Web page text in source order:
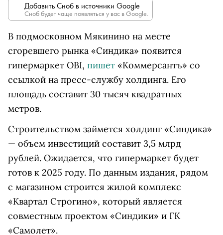
Добавить Сноб в источники Google
Сноб будет чаще появляться у вас в Google.
В подмосковном Мякинино на месте
сгоревшего рынка «Синдика» появится
гипермаркет OBI, пишет «Коммерсантъ» со
ссылкой на пресс-службу холдинга. Его
площадь составит 30 тысяч квадратных
метров.
Строительством займется холдинг «Синдика»
— объем инвестиций составит 3,5 млрд
рублей. Ожидается, что гипермаркет будет
готов к 2025 году. По данным издания, рядом
с магазином строится жилой комплекс
«Квартал Строгино», который является
совместным проектом «Синдики» и ГК
«Самолет».